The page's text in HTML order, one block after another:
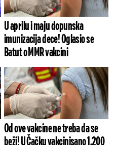
U aprilu i maju dopunska
imunizacija dece! Oglasio se
Batut o MMR vakcini
Od ove vakcine ne treba da se
beži! U Čačku vakcinisano 1.200